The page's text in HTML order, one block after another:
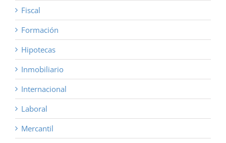
Fiscal
Formación
Hipotecas
Inmobiliario
Internacional
Laboral
Mercantil